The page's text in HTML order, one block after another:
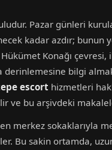
Pazar günleri
kadar azdır;
Konağı çevresi,
derinlemesine bilgi
escort hizmetleri
ve bu arşivdeki
merkez sokaklarıyla
Bu sakin ortamda,